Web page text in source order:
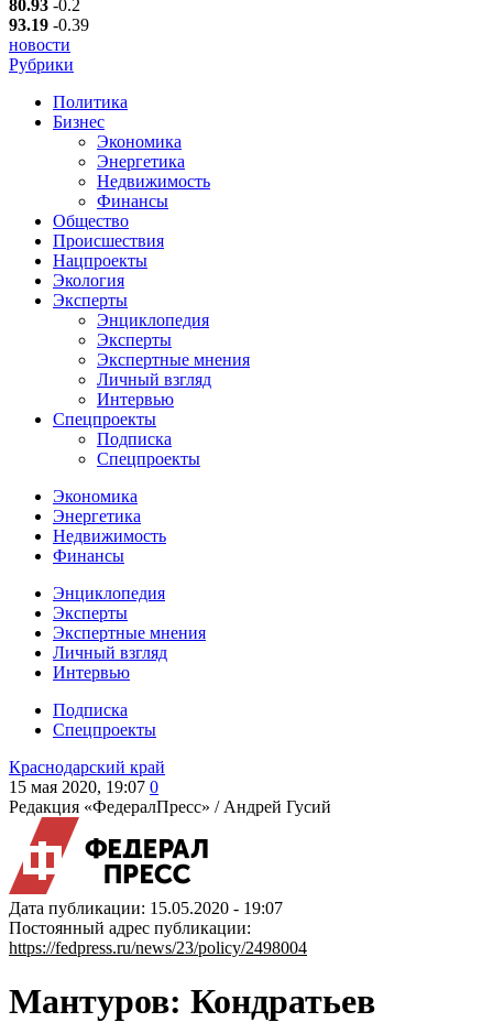
80.93 -0.2
93.19 -0.39
новости
Рубрики
Политика
Бизнес
Экономика
Энергетика
Недвижимость
Финансы
Общество
Происшествия
Нацпроекты
Экология
Эксперты
Энциклопедия
Эксперты
Экспертные мнения
Личный взгляд
Интервью
Спецпроекты
Подписка
Спецпроекты
Экономика
Энергетика
Недвижимость
Финансы
Энциклопедия
Эксперты
Экспертные мнения
Личный взгляд
Интервью
Подписка
Спецпроекты
Краснодарский край
15 мая 2020, 19:07 0
Редакция «ФедералПресс» / Андрей Гусий
Дата публикации: 15.05.2020 - 19:07
Постоянный адрес публикации:
https://fedpress.ru/news/23/policy/2498004
Мантуров: Кондратьев